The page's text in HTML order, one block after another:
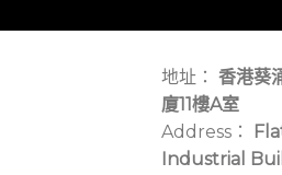
地址： 香港葵
廈11樓A室
Address：
Industrial